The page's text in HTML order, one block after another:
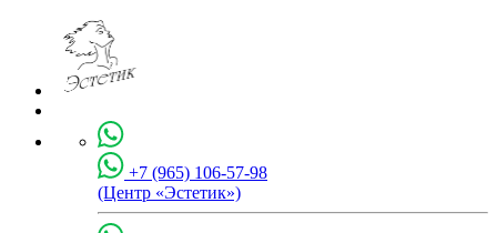
+7 (965) 106-57-98
(Центр «Эстетик»)